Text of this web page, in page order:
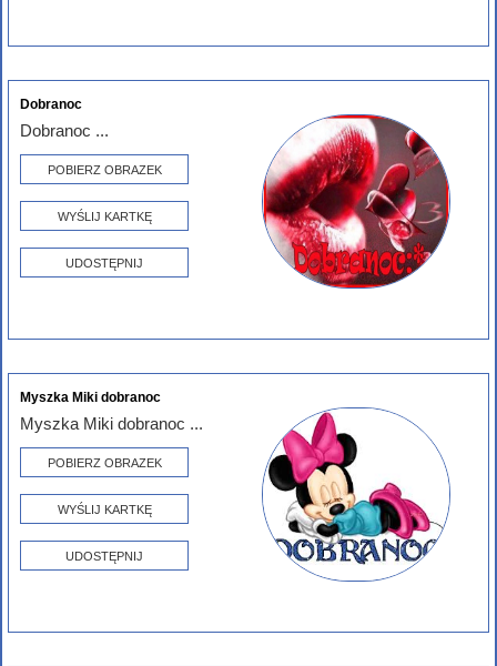
Dobranoc
Dobranoc ...
POBIERZ OBRAZEK
WYŚLIJ KARTKĘ
UDOSTĘPNIJ
Myszka Miki dobranoc
Myszka Miki dobranoc ...
POBIERZ OBRAZEK
WYŚLIJ KARTKĘ
UDOSTĘPNIJ